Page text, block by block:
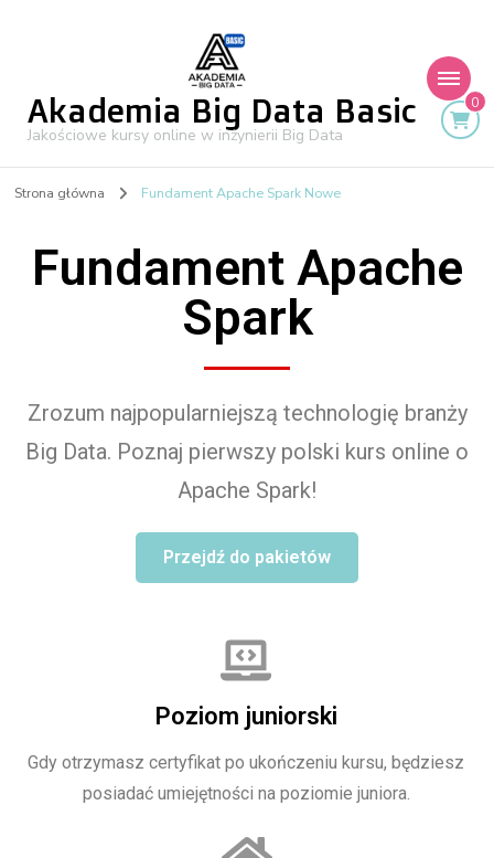
Akademia Big Data Basic
Jakościowe kursy online w inżynierii Big Data
0
Strona główna Fundament Apache Spark Nowe
Fundament Apache
Spark
Zrozum najpopularniejszą technologię branży
Big Data. Poznaj pierwszy polski kurs online o
Apache Spark!
Przejdź do pakietów
Poziom juniorski
Gdy otrzymasz certyfikat po ukończeniu kursu, będziesz
posiadać umiejętności na poziomie juniora.